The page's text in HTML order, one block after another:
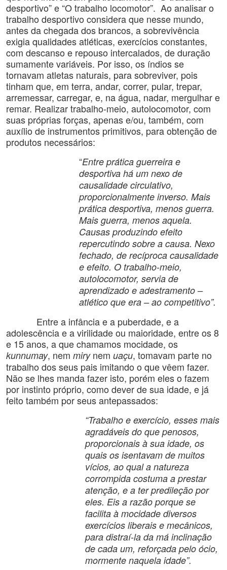
desportivo” e “O trabalho locomotor”. Ao analisar o
trabalho desportivo considera que nesse mundo,
antes da chegada dos brancos, a sobrevivência
exigia qualidades atléticas, exercícios constantes,
com descanso e repouso intercalados, de duração
sumamente variáveis. Por isso, os índios se
tornavam atletas naturais, para sobreviver, pois
tinham que, em terra, andar, correr, pular, trepar,
arremessar, carregar, e, na água, nadar, mergulhar e
remar. Realizar trabalho-meio, autolocomotor, com
suas próprias forças, apenas e/ou, também, com
auxílio de instrumentos primitivos, para obtenção de
produtos necessários:
“Entre prática guerreira e
desportiva há um nexo de
causalidade circulativo,
proporcionalmente inverso. Mais
prática desportiva, menos guerra.
Mais guerra, menos aquela.
Causas produzindo efeito
repercutindo sobre a causa. Nexo
fechado, de recíproca causalidade
e efeito. O trabalho-meio,
autolocomotor, servia de
aprendizado e adestramento –
atlético que era – ao competitivo”.
Entre a infância e a puberdade, e a
adolescência e a virilidade ou maioridade, entre os 8
e 15 anos, a que chamamos mocidade, os
kunnumay, nem mirynem uaçu, tomavam parte no
trabalho dos seus pais imitando o que vêem fazer.
Não se lhes manda fazer isto, porém eles o fazem
por instinto próprio, como dever de sua idade, e já
feito também por seus antepassados:
“Trabalho e exercício, esses mais
agradáveis do que penosos,
proporcionais à sua idade, os
quais os isentavam de muitos
vícios, ao qual a natureza
corrompida costuma a prestar
atenção, e a ter predileção por
eles. Eis a razão porque se
facilita à mocidade diversos
exercícios liberais e mecânicos,
para distraí-la da má inclinação
de cada um, reforçada pelo ócio,
mormente naquela idade”.